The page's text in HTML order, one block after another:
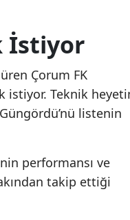
İstiyor
Çorum FK
istiyor. Teknik
listenin
performansı ve
takip ettiği